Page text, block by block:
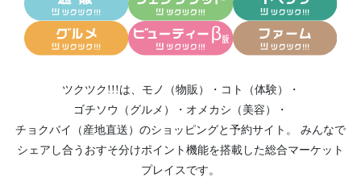
ツクツク!!!は、 モノ（物販） ・ コト（体験）
・
ゴチソウ（グルメ）
・ オメカシ（美容）
・
チョクバイ（産地直送） のショッピングと予約サイト。
みんなで
シェアし合う おすそ分けポイント機能を搭載した総合マーケット
プレイスです。